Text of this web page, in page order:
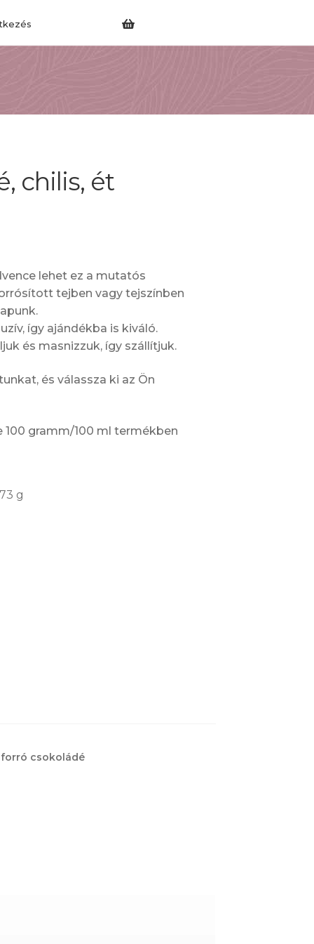
chilis, ét
lehet ez a mutatós
tejben vagy tejszínben
így ajándékba is kiváló.
és masnizzuk, így szállítjuk.
és válassza ki az Ön
gramm/100 ml termékben
g
forró csokoládé